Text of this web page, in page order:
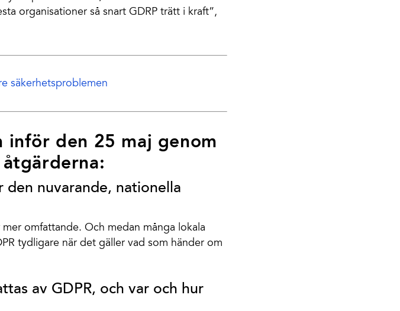
organisationer så snart GDRP trätt i kraft”,
säkerhetsproblemen
inför den 25 maj genom
nuvarande, nationella
omfattande. Och medan många lokala
tydligare när det gäller vad som händer om
av GDPR, och var och hur